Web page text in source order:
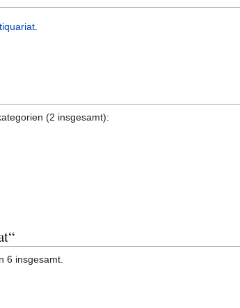
(2 insgesamt):
6 insgesamt.